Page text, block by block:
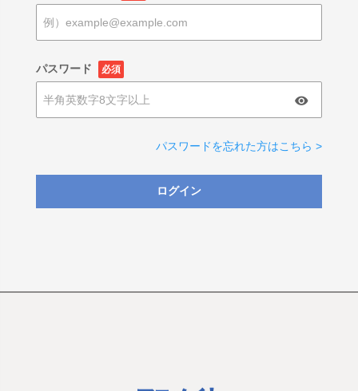
パスワード 必須
パスワードを忘れた方はこちら >
ログイン